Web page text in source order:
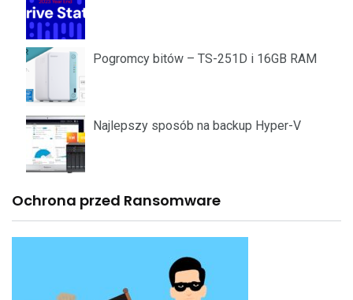
Pogromcy bitów – TS-251D i 16GB RAM
Najlepszy sposób na backup Hyper-V
Ochrona przed Ransomware